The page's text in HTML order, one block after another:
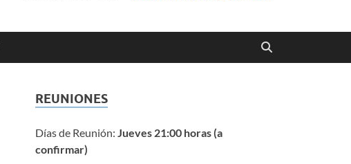
REUNIONES
Días de Reunión:Jueves 21:00 horas (a
confirmar)